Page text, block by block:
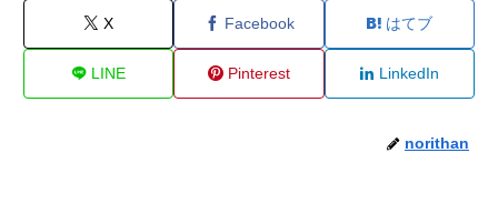
X Facebook はてブ
LINE Pinterest LinkedIn
norithan